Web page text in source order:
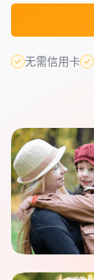
无需信用卡